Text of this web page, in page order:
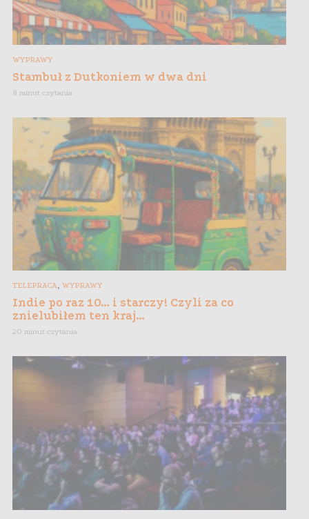
WYPRAWY
Stambuł z Dutkoniem w dwa dni
8 minut czytania
TELEPRACA, WYPRAWY
Indie po raz 10… i starczy! Czyli za co
znielubiłem ten kraj…
20 minut czytania